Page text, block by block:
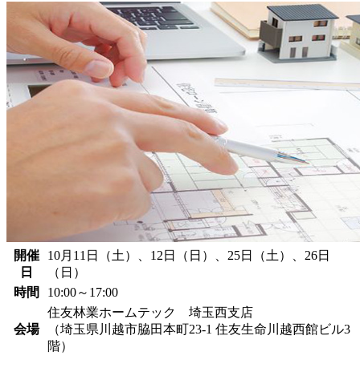
開催
日
10月11日（土）、12日（日）、25日（土）、26日
（日）
時間
10:00～17:00
会場
住友林業ホームテック 埼玉西支店
（埼玉県川越市脇田本町23-1 住友生命川越西館ビル3
階）